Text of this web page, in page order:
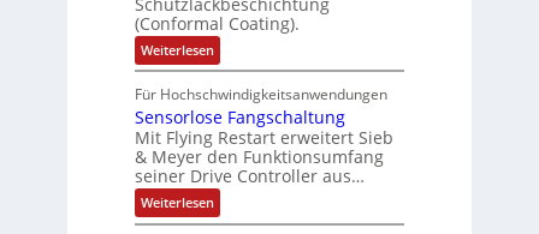
c
h
ä
f
t
c
h
e
t
o
m
a
t
e
e
n
A
r
b
e
i
t
s
k
n
e
x
p
a
n
d
i
e
r
m
i
t
2
u
n
d
4
0
A
(Conformal Coating).
Weiterlesen:
I
C
-
N
e
t
z
t
e
Für Hochschwindigkeitsanwendungen
Sensorlose Fangschaltung
Mit Flying Restart erweitert Sieb
& Meyer den Funktionsumfang
seiner Drive Controller aus…
Weiterlesen:
S